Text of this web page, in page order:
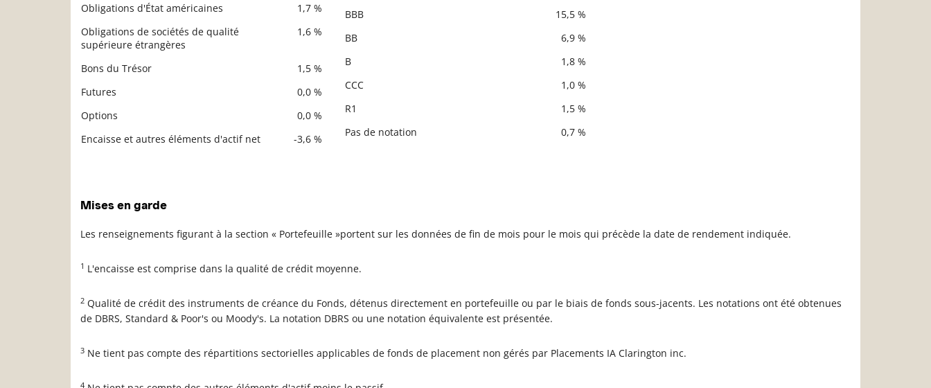
Obligations d'État américaines
1,7 %
Obligations de sociétés de qualité
supérieure étrangères
1,6 %
Bons du Trésor
1,5 %
Futures
0,0 %
Options
0,0 %
Encaisse et autres éléments d'actif net
-3,6 %
Description Valeur liquidative
BBB
15,5 %
BB
6,9 %
B
1,8 %
CCC
1,0 %
R1
1,5 %
Pas de notation
0,7 %
Mises en garde
Les renseignements figurant à la section « Portefeuille »portent sur les données de fin de mois pour le mois qui précède la date de rendement indiquée.
1 L'encaisse est comprise dans la qualité de crédit moyenne.
2 Qualité de crédit des instruments de créance du Fonds, détenus directement en portefeuille ou par le biais de fonds sous-jacents. Les notations ont été obtenues
de DBRS, Standard & Poor's ou Moody's. La notation DBRS ou une notation équivalente est présentée.
3 Ne tient pas compte des répartitions sectorielles applicables de fonds de placement non gérés par Placements IA Clarington inc.
4